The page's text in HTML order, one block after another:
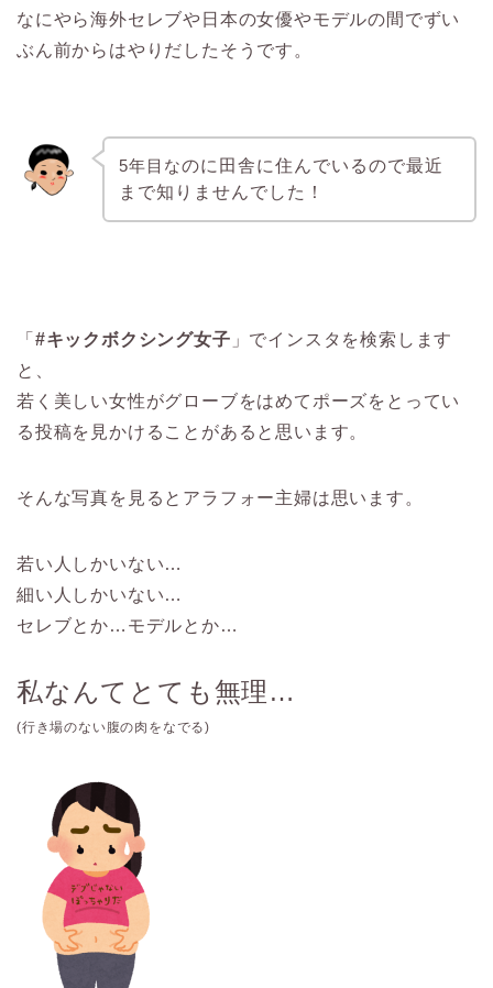
なにやら海外セレブや日本の女優やモデルの間でずい
ぶん前からはやりだしたそうです。
5年目なのに 田舎に住んでいるので最近
まで知りませんでした！
「 #キックボクシング女子 」でインスタを検索します
と、
若く美しい女性がグローブをはめてポーズをとってい
る投稿を見かけることがあると思います。
そんな写真を見るとアラフォー主婦は思います。
若い人しかいない…
細い人しかいない…
セレブとか… モデルとか…
私なんてとても無理 …
(行き場のない腹の肉をなでる)